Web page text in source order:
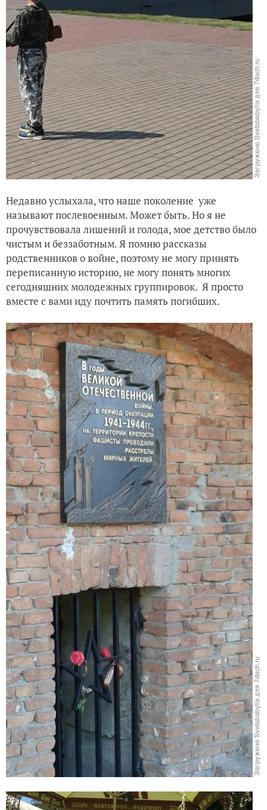
Недавно услыхала, что наше поколение уже
называют послевоенным. Может быть. Но я не
прочувствовала лишений и голода, мое детство было
чистым и беззаботным. Я помню рассказы
родственников о войне, поэтому не могу принять
переписанную историю, не могу понять многих
сегодняшних молодежных группировок. Я просто
вместе с вами иду почтить память погибших.